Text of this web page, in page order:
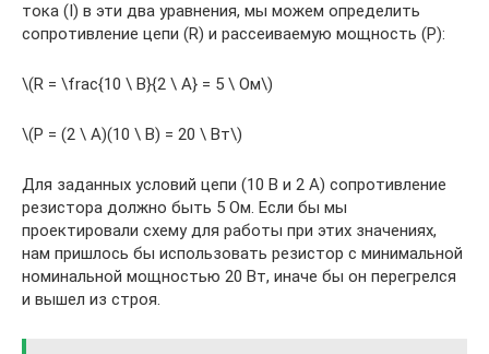
тока (I) в эти два уравнения, мы можем определить
сопротивление цепи (R) и рассеиваемую мощность (P):
\(R = \frac{10 \ В}{2 \ А} = 5 \ Ом\)
\(P = (2 \ А)(10 \ В) = 20 \ Вт\)
Для заданных условий цепи (10 В и 2 А) сопротивление
резистора должно быть 5 Ом. Если бы мы
проектировали схему для работы при этих значениях,
нам пришлось бы использовать резистор с минимальной
номинальной мощностью 20 Вт, иначе бы он перегрелся
и вышел из строя.